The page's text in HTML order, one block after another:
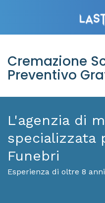
Cremazione
Preventivo
L'agenzia di
specializzata
Funebri
Esperienza di oltre 8 anni